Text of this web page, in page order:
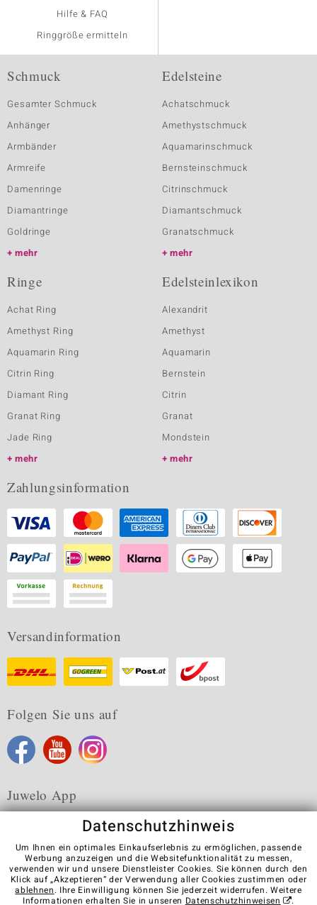
Hilfe & FAQ
Ringgröße ermitteln
Schmuck
Gesamter Schmuck
Anhänger
Armbänder
Armreife
Damenringe
Diamantringe
Goldringe
mehr
Edelsteine
Achatschmuck
Amethystschmuck
Aquamarinschmuck
Bernsteinschmuck
Citrinschmuck
Diamantschmuck
Granatschmuck
mehr
Ringe
Achat Ring
Amethyst Ring
Aquamarin Ring
Citrin Ring
Diamant Ring
Granat Ring
Jade Ring
mehr
Edelsteinlexikon
Alexandrit
Amethyst
Aquamarin
Bernstein
Citrin
Granat
Mondstein
mehr
Zahlungsinformation
Versandinformation
Folgen Sie uns auf
Juwelo App
Karriere AGB Datenschutz Cookies
Impressum
Kontakt
Vertrag widerrufen
Datenschutzhinweis
Um Ihnen ein optimales Einkaufserlebnis zu ermöglichen, passende
Werbung anzuzeigen und die Websitefunktionalität zu messen,
verwenden wir und unsere Dienstleister Cookies. Sie können durch den
Klick auf „Akzeptieren“ der Verwendung aller Cookies zustimmen oder
ablehnen. Ihre Einwilligung können Sie jederzeit widerrufen. Weitere
Informationen erhalten Sie in unseren Datenschutzhinweisen .